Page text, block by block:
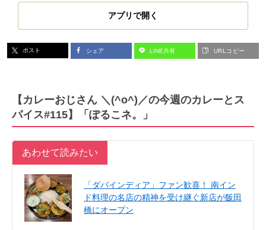
アプリで開く
ポスト シェア LINE共有 URLコピー
【カレーおじさん ＼(^o^)／の今週のカレーとス
パイス#115】「ぽるこネ。」
あわせて読みたい
「ダバインディア」ファン歓喜！ 南イン
ド料理の名店の精神を受け継ぐ新店が飯田
橋にオープン